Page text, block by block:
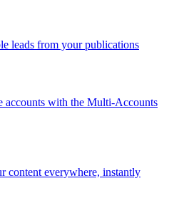
leads from your publications
accounts with the Multi-Accounts
content everywhere, instantly